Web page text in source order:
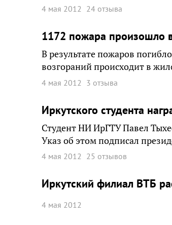
4 мая 2012 24 отзыва
1172 пожара произошло
В результате пожаров
возгораний происходит в
4 мая 2012 3 отзыва
Иркутского студента
Студент НИ ИрГТУ Павел
Указ об этом подписал
4 мая 2012 25 отзывов
Иркутский филиал ВТБ
4 мая 2012